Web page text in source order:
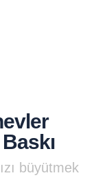
büyütmek